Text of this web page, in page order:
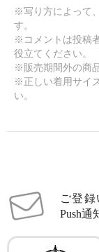
※写り方によって
す。
※コメントは投稿
役立てください。
※販売期間外の商
※正しい着用サイ
い。
ご登
Push通